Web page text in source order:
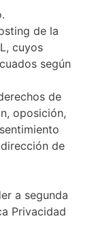
de la
cuyos
según
de
oposición,
de
a segunda
Privacidad